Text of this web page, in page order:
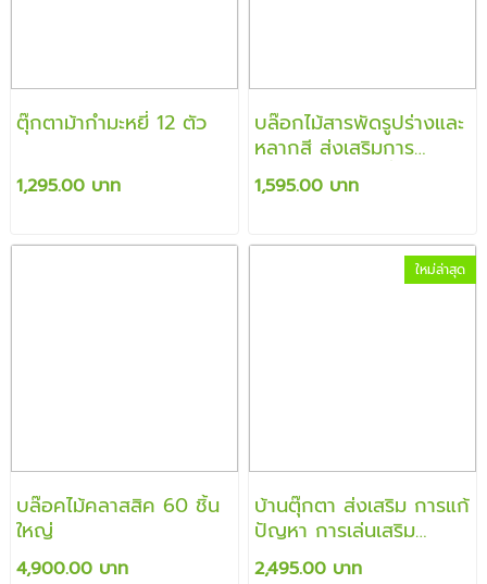
ตุ๊กตาม้ากำมะหยี่ 12 ตัว
1,295.00 บาท
บล๊อกไม้สารพัดรูปร่างและ
หลากสี ส่งเสริมการ
วางแผน เรียนรู้เรื่องสี รูป
ร่าง โครงสร้าง
1,595.00 บาท
บล๊อคไม้คลาสสิค 60 ชิ้น
ใหญ่
4,900.00 บาท
ใหม่ล่าสุด
บ้านตุ๊กตา ส่งเสริม การแก้
ปัญหา การเล่นเสริม
จินตนาการ
2,495.00 บาท